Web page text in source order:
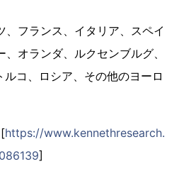
、フランス、イタリア、スペイ
オランダ、ルクセンブルグ、
コ、ロシア、その他のヨーロ
https://www.kennethresearch.
]